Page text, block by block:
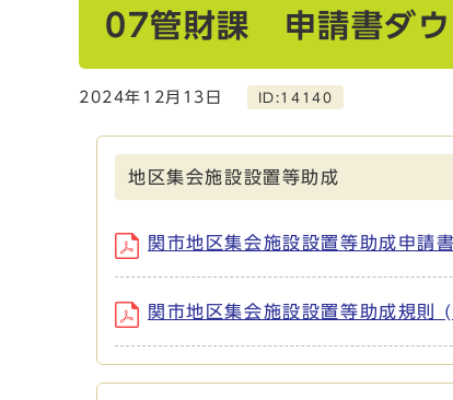
07管財課 申請書ダウ
2024年12月13日 ID:14140
地区集会施設設置等助成
関市地区集会施設設置等助成申
関市地区集会施設設置等助成規